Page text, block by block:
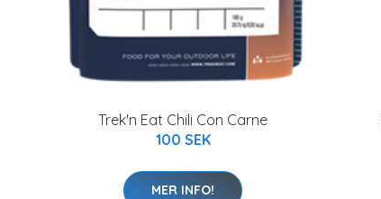
Trek'n Eat Chili Con Carne
100 SEK
MER INFO!